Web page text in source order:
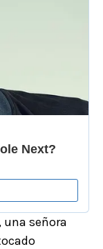
una señora